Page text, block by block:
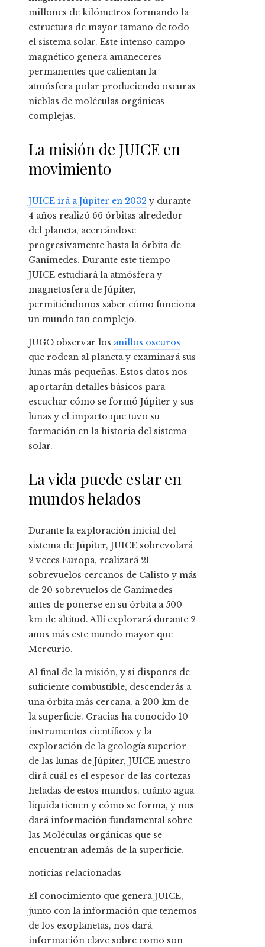
millones de kilómetros formando la
estructura de mayor tamaño de todo
el sistema solar. Este intenso campo
magnético genera amaneceres
permanentes que calientan la
atmósfera polar produciendo oscuras
nieblas de moléculas orgánicas
complejas.
La misión de JUICE en
movimiento
JUICE irá a Júpiter en 2032 y durante
4 años realizó 66 órbitas alrededor
del planeta, acercándose
progresivamente hasta la órbita de
Ganímedes. Durante este tiempo
JUICE estudiará la atmósfera y
magnetosfera de Júpiter,
permitiéndonos saber cómo funciona
un mundo tan complejo.
JUGO observar los anillos oscuros
que rodean al planeta y examinará sus
lunas más pequeñas. Estos datos nos
aportarán detalles básicos para
escuchar cómo se formó Júpiter y sus
lunas y el impacto que tuvo su
formación en la historia del sistema
solar.
La vida puede estar en
mundos helados
Durante la exploración inicial del
sistema de Júpiter, JUICE sobrevolará
2 veces Europa, realizará 21
sobrevuelos cercanos de Calisto y más
de 20 sobrevuelos de Ganímedes
antes de ponerse en su órbita a 500
km de altitud. Allí explorará durante 2
años más este mundo mayor que
Mercurio.
Al final de la misión, y si dispones de
suficiente combustible, descenderás a
una órbita más cercana, a 200 km de
la superficie. Gracias ha conocido 10
instrumentos científicos y la
exploración de la geología superior
de las lunas de Júpiter, JUICE nuestro
dirá cuál es el espesor de las cortezas
heladas de estos mundos, cuánto agua
líquida tienen y cómo se forma, y ​​nos
dará información fundamental sobre
las Moléculas orgánicas que se
encuentran además de la superficie.
noticias relacionadas
El conocimiento que genera JUICE,
junto con la información que tenemos
de los exoplanetas, nos dará
información clave sobre como son